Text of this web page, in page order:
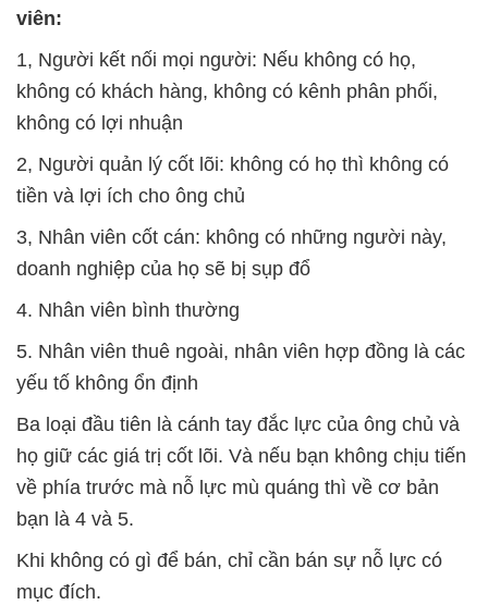
viên:
1, Người kết nối mọi người: Nếu không có họ,
không có khách hàng, không có kênh phân phối,
không có lợi nhuận
2, Người quản lý cốt lõi: không có họ thì không có
tiền và lợi ích cho ông chủ
3, Nhân viên cốt cán: không có những người này,
doanh nghiệp của họ sẽ bị sụp đổ
4. Nhân viên bình thường
5. Nhân viên thuê ngoài, nhân viên hợp đồng là các
yếu tố không ổn định
Ba loại đầu tiên là cánh tay đắc lực của ông chủ và
họ giữ các giá trị cốt lõi. Và nếu bạn không chịu tiến
về phía trước mà nỗ lực mù quáng thì về cơ bản
bạn là 4 và 5.
Khi không có gì để bán, chỉ cần bán sự nỗ lực có
mục đích.